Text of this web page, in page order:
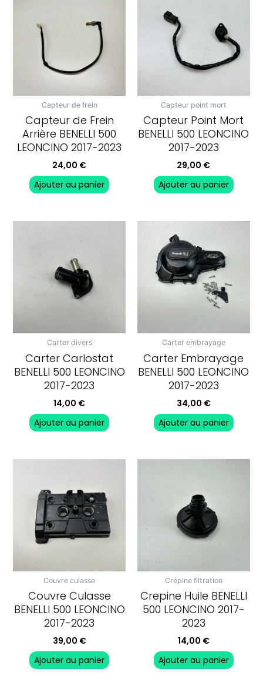
Capteur de frein
Capteur de Frein
Arrière BENELLI 500
LEONCINO 2017-2023
24,00 €
Ajouter au panier
Capteur point mort
Capteur Point Mort
BENELLI 500 LEONCINO
2017-2023
29,00 €
Ajouter au panier
Carter divers
Carter Carlostat
BENELLI 500 LEONCINO
2017-2023
14,00 €
Ajouter au panier
Carter embrayage
Carter Embrayage
BENELLI 500 LEONCINO
2017-2023
34,00 €
Ajouter au panier
Couvre culasse
Couvre Culasse
BENELLI 500 LEONCINO
2017-2023
39,00 €
Ajouter au panier
Crépine filtration
Crepine Huile BENELLI
500 LEONCINO 2017-
2023
14,00 €
Ajouter au panier